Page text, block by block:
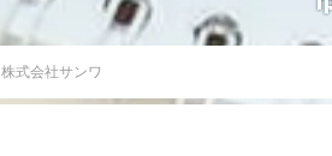
株式会社サンワ